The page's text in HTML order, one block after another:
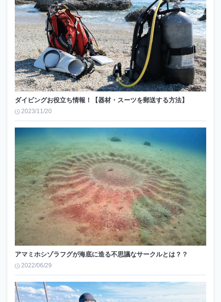
ダイビングお役立ち情報！【器材・スーツを郵送する方法】
2023/11/20
アマミホシゾラフグが海底に造る不思議なサークルとは？？
2022/06/29